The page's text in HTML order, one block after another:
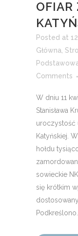
OFIAR
Posted at
Główna
Comments
W dniu 11
Stanisława
uroczystość
Katyńskiej.
hołdu
sowieckie
się krótkim
Podkreślono...